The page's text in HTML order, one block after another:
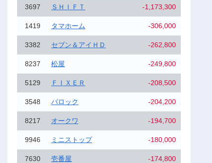
3697 ＳＨＩＦＴ -1,173,300
1419 タマホーム -306,000
3382 セブン＆アイＨＤ -262,800
8237 松屋 -249,800
5129 ＦＩＸＥＲ -208,500
3548 バロック -204,200
8217 オークワ -194,700
9946 ミニストップ -180,000
7630 壱番屋 -174,800